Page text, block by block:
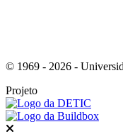
© 1969 - 2026 -
Projeto